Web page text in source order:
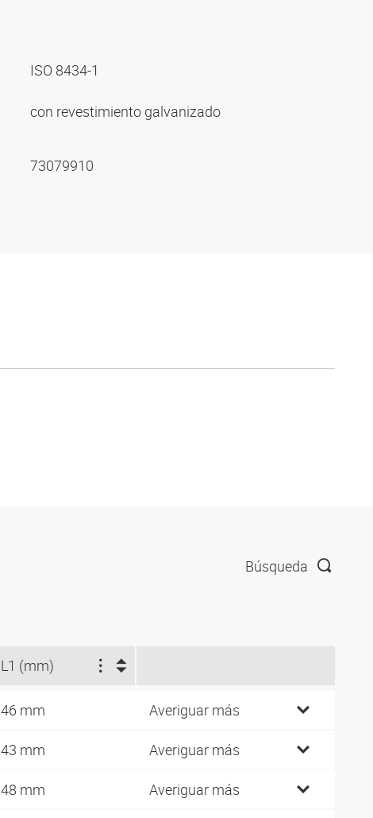
ISO 8434-1
con revestimiento galvanizado
73079910
Búsqueda
L1 (mm)
46 mm Averiguar más
43 mm Averiguar más
48 mm Averiguar más